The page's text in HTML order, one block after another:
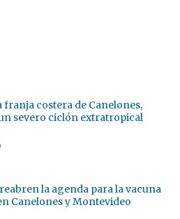
costera de Canelones,
severo ciclón extratropical
la agenda para la vacuna
Canelones y Montevideo